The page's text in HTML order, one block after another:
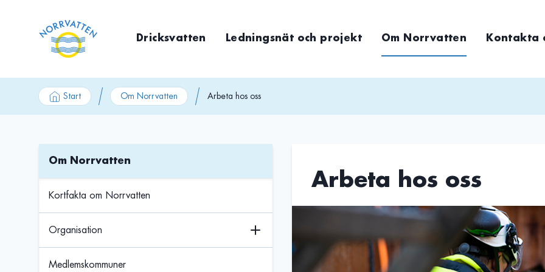
Dricksvatten Ledningsnät och projekt Om Norrvatten Kontakta
Start Om Norrvatten Arbeta hos oss
Om Norrvatten
Kortfakta om Norrvatten
Organisation
Medlemskommuner
Arbeta hos oss